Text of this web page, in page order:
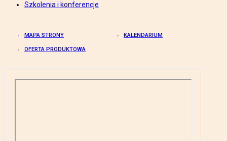
Szkolenia i konferencje
MAPA STRONY KALENDARIUM
OFERTA PRODUKTOWA